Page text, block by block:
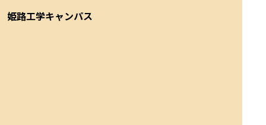
姫路工学キャンパス